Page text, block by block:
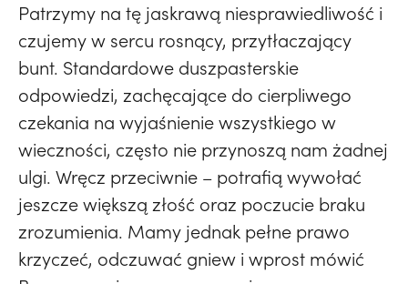
Patrzymy na tę jaskrawą niesprawiedliwość i
czujemy w sercu rosnący, przytłaczający
bunt. Standardowe duszpasterskie
odpowiedzi, zachęcające do cierpliwego
czekania na wyjaśnienie wszystkiego w
wieczności, często nie przynoszą nam żadnej
ulgi. Wręcz przeciwnie – potrafią wywołać
jeszcze większą złość oraz poczucie braku
zrozumienia. Mamy jednak pełne prawo
krzyczeć, odczuwać gniew i wprost mówić